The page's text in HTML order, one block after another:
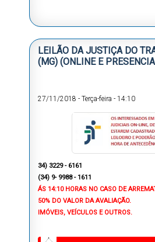
LEILÃO DA JUSTIÇA DO
(MG) (ONLINE E
27/11/2018 - Terça-feira - 14:10
34) 3229 - 6161
(34) 9- 9988 - 1611
ÁS 14:10 HORAS NO CASO DE
50% DO VALOR DA AVALIAÇÃO.
IMÓVEIS, VEÍCULOS E OUTROS.